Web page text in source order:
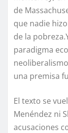
de
que nadie
de la
paradigma
una premisa
El texto se
Menéndez ni
acusaciones